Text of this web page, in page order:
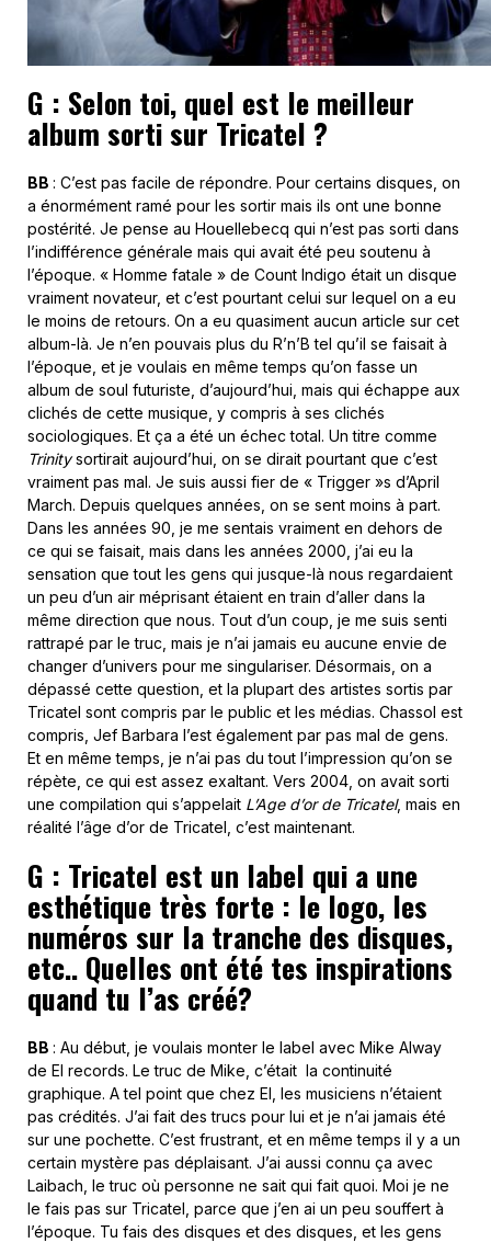
G : Selon toi, quel est le meilleur
album sorti sur Tricatel ?
BB : C’est pas facile de répondre. Pour certains disques, on
a énormément ramé pour les sortir mais ils ont une bonne
postérité. Je pense au Houellebecq qui n’est pas sorti dans
l’indifférence générale mais qui avait été peu soutenu à
l’époque. « Homme fatale » de Count Indigo était un disque
vraiment novateur, et c’est pourtant celui sur lequel on a eu
le moins de retours. On a eu quasiment aucun article sur cet
album-là. Je n’en pouvais plus du R’n’B tel qu’il se faisait à
l’époque, et je voulais en même temps qu’on fasse un
album de soul futuriste, d’aujourd’hui, mais qui échappe aux
clichés de cette musique, y compris à ses clichés
sociologiques. Et ça a été un échec total. Un titre comme
Trinitysortirait aujourd’hui, on se dirait pourtant que c’est
vraiment pas mal. Je suis aussi fier de « Trigger »s d’April
March. Depuis quelques années, on se sent moins à part.
Dans les années 90, je me sentais vraiment en dehors de
ce qui se faisait, mais dans les années 2000, j’ai eu la
sensation que tout les gens qui jusque-là nous regardaient
un peu d’un air méprisant étaient en train d’aller dans la
même direction que nous. Tout d’un coup, je me suis senti
rattrapé par le truc, mais je n’ai jamais eu aucune envie de
changer d’univers pour me singulariser. Désormais, on a
dépassé cette question, et la plupart des artistes sortis par
Tricatel sont compris par le public et les médias. Chassol est
compris, Jef Barbara l’est également par pas mal de gens.
Et en même temps, je n’ai pas du tout l’impression qu’on se
répète, ce qui est assez exaltant. Vers 2004, on avait sorti
une compilation qui s’appelait L’Age d’or de Tricatel, mais en
réalité l’âge d’or de Tricatel, c’est maintenant.
G : Tricatel est un label qui a une
esthétique très forte : le logo, les
numéros sur la tranche des disques,
etc.. Quelles ont été tes inspirations
quand tu l’as créé?
BB : Au début, je voulais monter le label avec Mike Alway
de El records. Le truc de Mike, c’était la continuité
graphique. A tel point que chez El, les musiciens n’étaient
pas crédités. J’ai fait des trucs pour lui et je n’ai jamais été
sur une pochette. C’est frustrant, et en même temps il y a un
certain mystère pas déplaisant. J’ai aussi connu ça avec
Laibach, le truc où personne ne sait qui fait quoi. Moi je ne
le fais pas sur Tricatel, parce que j’en ai un peu souffert à
l’époque. Tu fais des disques et des disques, et les gens